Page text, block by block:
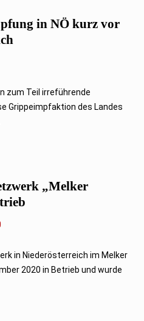
in NÖ kurz vor
zum Teil irreführende
Grippeimpfaktion des Landes
„Melker
in Niederösterreich im Melker
2020 in Betrieb und wurde